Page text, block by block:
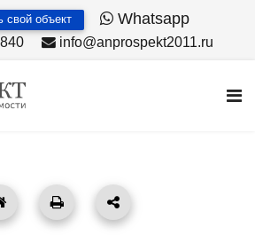
свой объект Whatsapp
info@anprospekt2011.ru